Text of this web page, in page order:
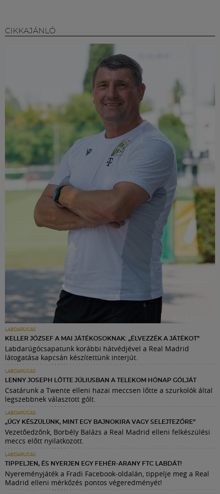
CIKKAJÁNLÓ
LABDARÚGÁS
KELLER JÓZSEF A MAI JÁTÉKOSOKNAK: „ÉLVEZZÉK A JÁTÉKOT”
Labdarúgócsapatunk korábbi hátvédjével a Real Madrid
látogatása kapcsán készítettünk interjút.
LABDARÚGÁS
LENNY JOSEPH LŐTTE JÚLIUSBAN A TELEKOM HÓNAP GÓLJÁT
Csatárunk a Twente elleni hazai meccsen lőtte a szurkolók által
legszebbnek választott gólt.
LABDARÚGÁS
„ÚGY KÉSZÜLÜNK, MINT EGY BAJNOKIRA VAGY SELEJTEZŐRE”
Vezetőedzőnk, Borbély Balázs a Real Madrid elleni felkészülési
meccs előtt nyilatkozott.
LABDARÚGÁS
TIPPELJEN, ÉS NYERJEN EGY FEHÉR-ARANY FTC LABDÁT!
Nyereményjáték a Fradi Facebook-oldalán, tippelje meg a Real
Madrid elleni mérkőzés pontos végeredményét!